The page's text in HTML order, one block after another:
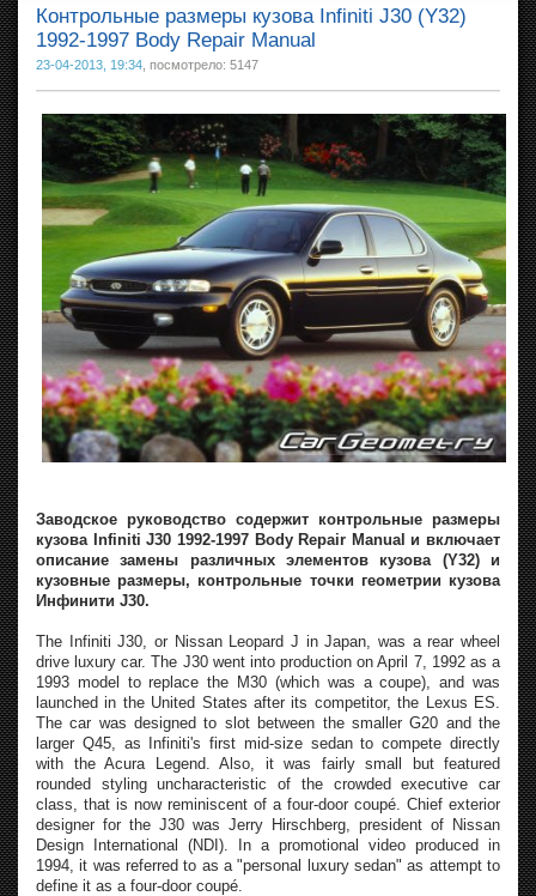
Контрольные размеры кузова Infiniti J30 (Y32)
1992-1997 Body Repair Manual
23-04-2013, 19:34 , посмотрело: 5147
Заводское руководство содержит контрольные размеры
кузова Infiniti J30 1992-1997 Body Repair Manual и включает
описание замены различных элементов кузова (Y32) и
кузовные размеры, контрольные точки геометрии кузова
Инфинити J30.
The Infiniti J30, or Nissan Leopard J in Japan, was a rear wheel
drive luxury car. The J30 went into production on April 7, 1992 as a
1993 model to replace the M30 (which was a coupe), and was
launched in the United States after its competitor, the Lexus ES.
The car was designed to slot between the smaller G20 and the
larger Q45, as Infiniti's first mid-size sedan to compete directly
with the Acura Legend. Also, it was fairly small but featured
rounded styling uncharacteristic of the crowded executive car
class, that is now reminiscent of a four-door coupé. Chief exterior
designer for the J30 was Jerry Hirschberg, president of Nissan
Design International (NDI). In a promotional video produced in
1994, it was referred to as a "personal luxury sedan" as attempt to
define it as a four-door coupé.